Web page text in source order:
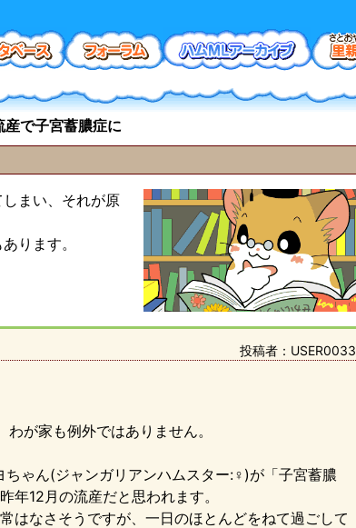
産で子宮蓄膿症に
まい、それが原
ります。
投稿者：USER0033
が家も例外ではありません。
ゃん(ジャンガリアンハムスター:♀)が「子宮蓄膿
年12月の流産だと思われます。
はなさそうですが、一日のほとんどをねて過ごして